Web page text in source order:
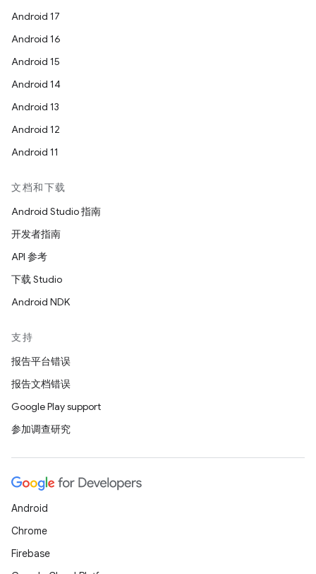
Android 17
Android 16
Android 15
Android 14
Android 13
Android 12
Android 11
文档和下载
Android Studio 指南
开发者指南
API 参考
下载 Studio
Android NDK
支持
报告平台错误
报告文档错误
Google Play support
参加调查研究
Android
Chrome
Firebase